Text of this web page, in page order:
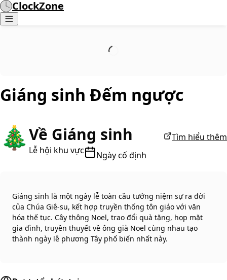
ClockZone
Giáng sinh Đếm ngược
🎄Về Giáng sinh
Lễ hội khu vực Ngày cố định
Tìm hiểu thêm
Giáng sinh là một ngày lễ toàn cầu tưởng niệm sự ra đời
của Chúa Giê-su, kết hợp truyền thống tôn giáo với văn
hóa thế tục. Cây thông Noel, trao đổi quà tặng, họp mặt
gia đình, truyền thuyết về ông già Noel cùng nhau tạo
thành ngày lễ phương Tây phổ biến nhất này.